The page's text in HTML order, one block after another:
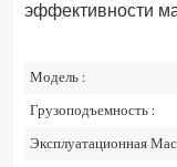
эффективности
Модель :
Грузоподъемность :
Эксплуатационная